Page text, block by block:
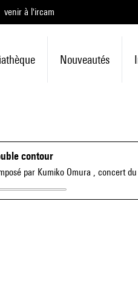
venir à l'ircam
Nouveautés
contour
par Kumiko Omura , concert